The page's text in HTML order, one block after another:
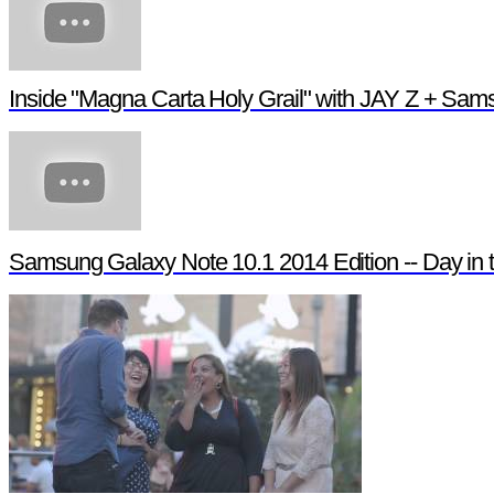
Inside "Magna Carta Holy Grail" with JAY Z +
Samsung Galaxy Note 10.1 2014 Edition -- Day in